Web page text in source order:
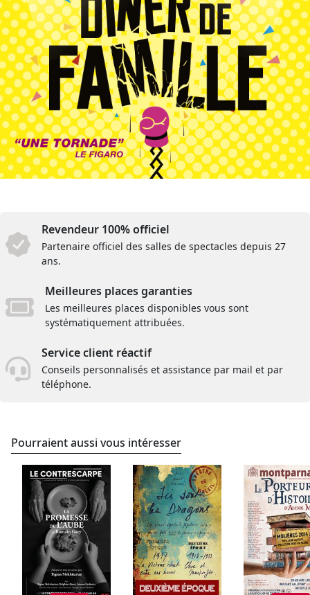
Revendeur 100% officiel
Partenaire officiel des salles de spectacles depuis 27
ans.
Meilleures places garanties
Les meilleures places disponibles vous sont
systématiquement attribuées.
Service client réactif
Conseils personnalisés et assistance par mail et par
téléphone.
Pourraient aussi vous intéresser